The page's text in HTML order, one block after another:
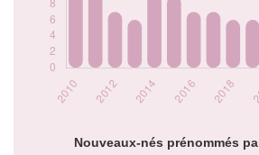
Nouveaux-nés prénommés
Popularité du
5